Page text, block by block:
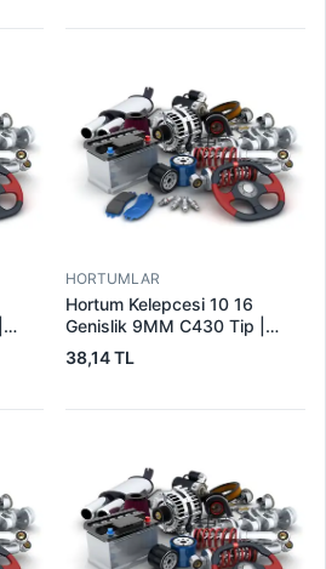
HORTUMLAR
Hortum Kelepcesi 10 16
Genislik 9MM C430 Tip |
ERBI C430 10-16
38,14 TL